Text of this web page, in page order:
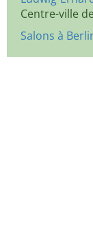
Centre-ville
Salons à